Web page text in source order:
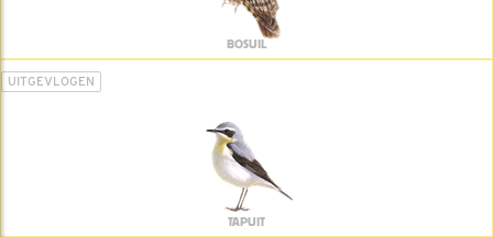
BOSUIL
UITGEVLOGEN
TAPUIT